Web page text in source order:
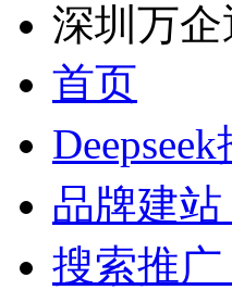
深圳万
首页
品牌建站
搜索推广